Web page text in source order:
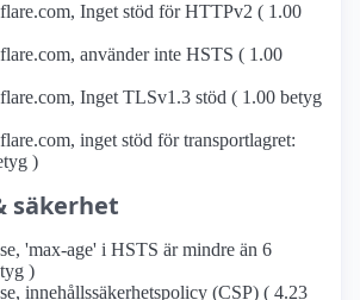
Inget stöd för HTTPv2 ( 1.00
använder inte HSTS ( 1.00
Inget TLSv1.3 stöd ( 1.00 betyg
inget stöd för transportlagret:
)
säkerhet
'max-age' i HSTS är mindre än 6
)
innehållssäkerhetspolicy (CSP) ( 4.23